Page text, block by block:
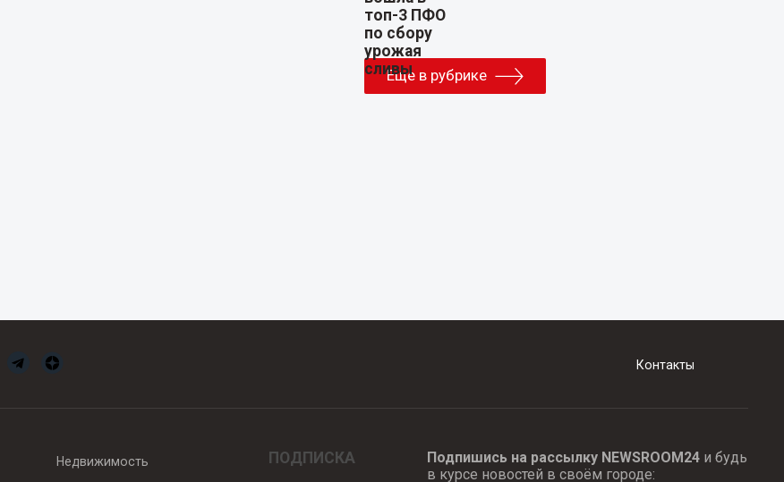
Еще в рубрике
Контакты
Недвижимость ПОДПИСКА Подпишись на рассылку NEWSROOM24и будь
в курсе новостей в своём городе: